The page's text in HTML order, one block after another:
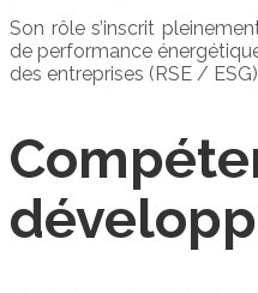
Son rôle s’inscrit
de performance
des entreprises (RSE /